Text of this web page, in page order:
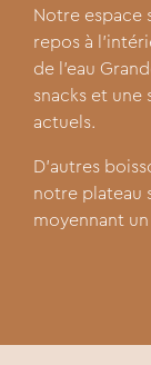
Notre espace
repos à
de l'eau
snacks et
actuels.
D'autres
notre plateau
moyennant